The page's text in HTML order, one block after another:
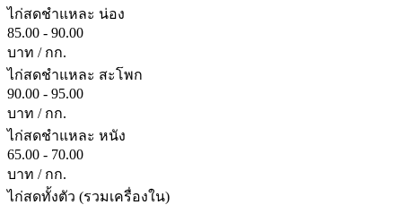
ไก่สดชำแหละ น่อง
85.00 - 90.00
บาท / กก.
ไก่สดชำแหละ สะโพก
90.00 - 95.00
บาท / กก.
ไก่สดชำแหละ หนัง
65.00 - 70.00
บาท / กก.
ไก่สดทั้งตัว (รวมเครื่องใน)